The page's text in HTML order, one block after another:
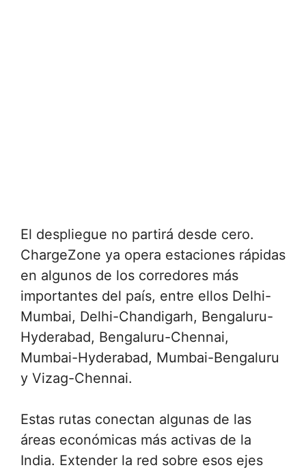
El despliegue no partirá desde cero.
ChargeZone ya opera estaciones rápidas
en algunos de los corredores más
importantes del país, entre ellos Delhi-
Mumbai, Delhi-Chandigarh, Bengaluru-
Hyderabad, Bengaluru-Chennai,
Mumbai-Hyderabad, Mumbai-Bengaluru
y Vizag-Chennai.
Estas rutas conectan algunas de las
áreas económicas más activas de la
India. Extender la red sobre esos ejes